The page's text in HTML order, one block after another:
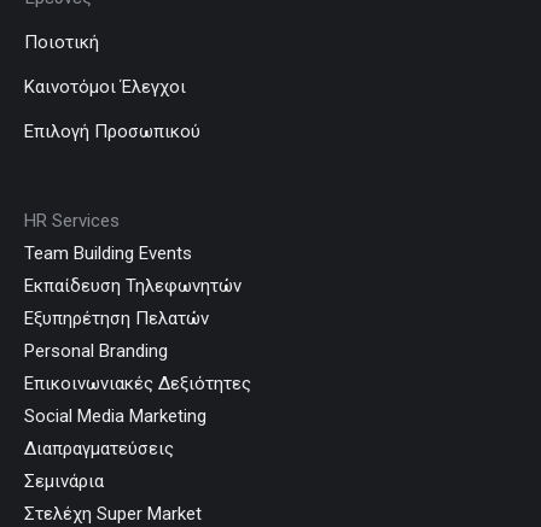
Ποιοτική
Καινοτόμοι Έλεγχοι
Επιλογή Προσωπικού
HR Services
Team Building Events
Εκπαίδευση Τηλεφωνητών
Εξυπηρέτηση Πελατών
Personal Branding
Επικοινωνιακές Δεξιότητες
Social Media Marketing
Διαπραγματεύσεις
Σεμινάρια
Στελέχη Super Market